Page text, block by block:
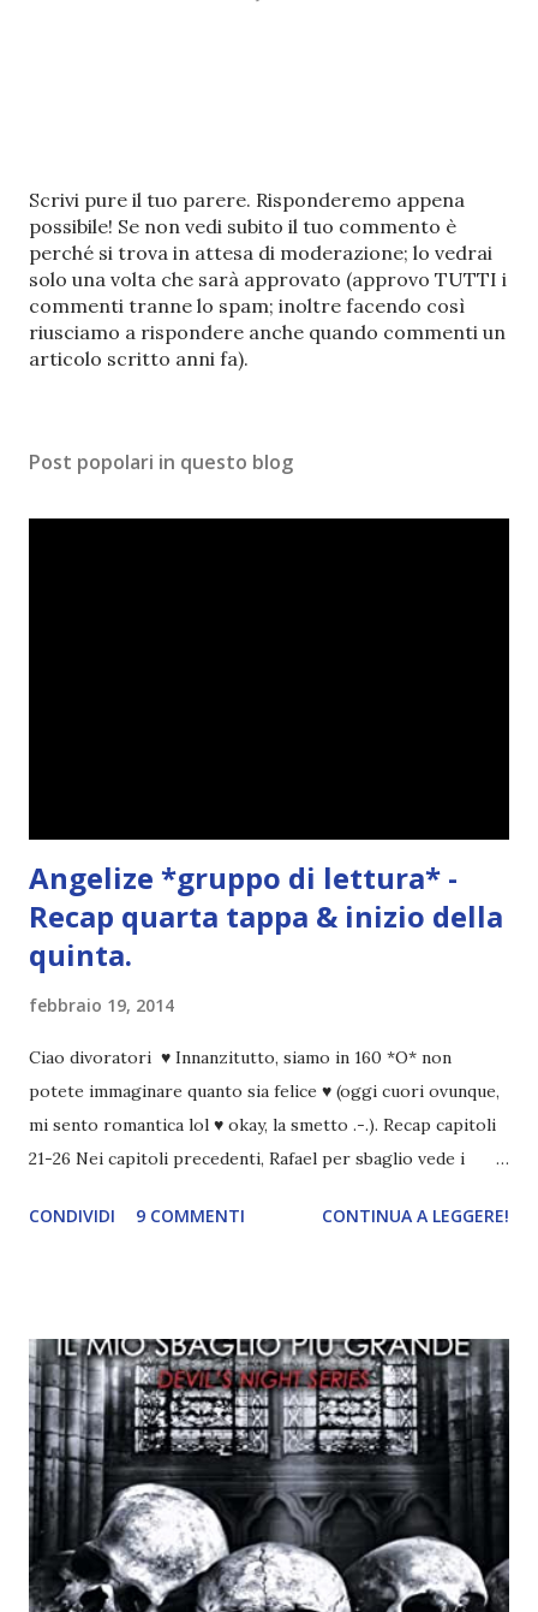
P
o
s
t
a
u
n
m
n
Scrivi pure il tuo parere. Risponderemo appena
possibile! Se non vedi subito il tuo commento è
perché si trova in attesa di moderazione; lo vedrai
solo una volta che sarà approvato (approvo TUTTI i
commenti tranne lo spam; inoltre facendo così
riusciamo a rispondere anche quando commenti un
articolo scritto anni fa).
Post popolari in questo blog
Angelize *gruppo di lettura* -
Recap quarta tappa & inizio della
quinta.
febbraio 19, 2014
Ciao divoratori ♥ Innanzitutto, siamo in 160 *O* non
potete immaginare quanto sia felice ♥ (oggi cuori ovunque,
mi sento romantica lol ♥ okay, la smetto .-.). Recap capitoli
21-26 Nei capitoli precedenti, Rafael per sbaglio vede i
incontrano e Hesediel mostra loro come combattere i puri.
angelo puro, Elemiah. Ma, a differenza di cosa pensano,
l'angelo non ha intenzione di fare una strage, piuttosto è lì
per avvertili che Mikael non è più "l'angelo puro" che
credono e che potrebbe aver ucciso altri mezzi angeli, tipo
Rafael. A quelle parole, Haniel seguito da altri ibridi, si reca
nell'appartamento, senza risultati. Infine cercano nella
chiesetta. Lì trovano Rafael alle prese con gli angeli puri,
ma questa volta ...
CONDIVIDI 9 COMMENTI CONTINUA A LEGGERE!